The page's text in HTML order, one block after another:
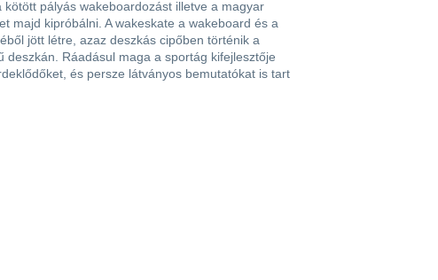
pályás wakeboardozást illetve a magyar
majd kipróbálni. A wakeskate a wakeboard és a
jött létre, azaz deszkás cipőben történik a
deszkán. Ráadásul maga a sportág kifejlesztője
és persze látványos bemutatókat is tart